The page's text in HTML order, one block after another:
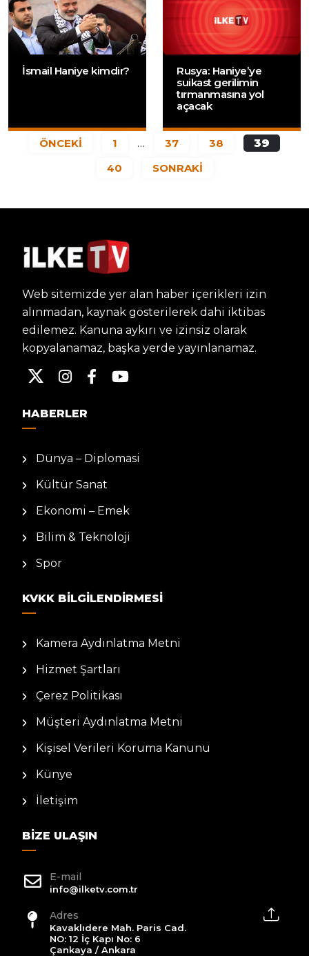
İsmail Haniye kimdir?
Rusya: Haniye’ye
suikast gerilimin
tırmanmasına yol
açacak
ÖNCEKİ 1 … 37 38
39
40
SONRAKİ
Web sitemizde yer alan haber içerikleri izin
alınmadan, kaynak gösterilerek dahi iktibas
edilemez. Kanuna aykırı ve izinsiz olarak
kopyalanamaz, başka yerde yayınlanamaz.
HABERLER
Dünya – Diplomasi
Kültür Sanat
Ekonomi – Emek
Bilim & Teknoloji
Spor
KVKK BILGILENDIRMESI
Kamera Aydınlatma Metni
Hizmet Şartları
Çerez Politikası
Müşteri Aydınlatma Metni
Kişisel Verileri Koruma Kanunu
Künye
İletişim
BIZE ULAŞIN
E-mail
info@ilketv.com.tr
Adres
Kavaklıdere Mah. Paris Cad.
NO: 12 İç Kapı No: 6
Çankaya / Ankara